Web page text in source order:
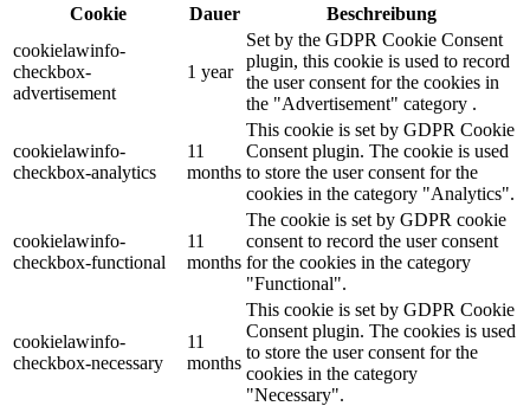
Cookie
Dauer
Beschreibung
cookielawinfo-
checkbox-
advertisement
1 year
Set by the GDPR Cookie Consent
plugin, this cookie is used to record
the user consent for the cookies in
the "Advertisement" category .
cookielawinfo-
checkbox-analytics
11
months
This cookie is set by GDPR Cookie
Consent plugin. The cookie is used
to store the user consent for the
cookies in the category "Analytics".
cookielawinfo-
checkbox-functional
11
months
The cookie is set by GDPR cookie
consent to record the user consent
for the cookies in the category
"Functional".
cookielawinfo-
checkbox-necessary
11
months
This cookie is set by GDPR Cookie
Consent plugin. The cookies is used
to store the user consent for the
cookies in the category
"Necessary".